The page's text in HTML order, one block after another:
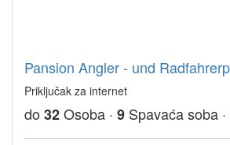
Pansion Angler - und
Priključak za internet
do 32Osoba · 9 Spavaća soba ·